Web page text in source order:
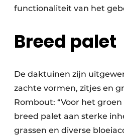
functionaliteit van het
Breed palet
De daktuinen zijn
zachte vormen, zitjes en
Rombout: “Voor het
breed palet aan sterke
grassen en diverse